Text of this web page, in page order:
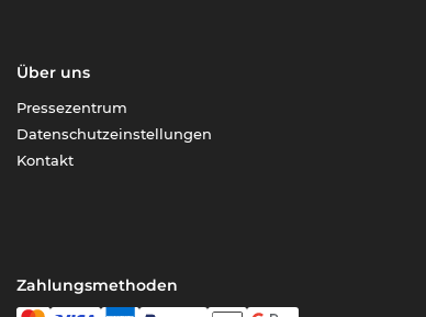
Über uns
Pressezentrum
Datenschutzeinstellungen
Kontakt
Zahlungsmethoden